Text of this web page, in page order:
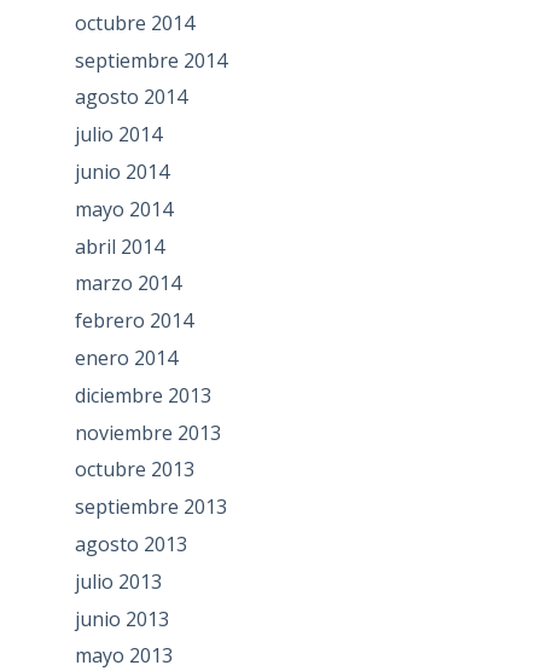
octubre 2014
septiembre 2014
agosto 2014
julio 2014
junio 2014
mayo 2014
abril 2014
marzo 2014
febrero 2014
enero 2014
diciembre 2013
noviembre 2013
octubre 2013
septiembre 2013
agosto 2013
julio 2013
junio 2013
mayo 2013